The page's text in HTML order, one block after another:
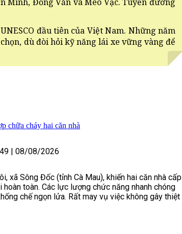
đầu tiên của Việt Nam. Những năm
dù đòi hỏi kỹ năng lái xe vững vàng để
chữa cháy hai căn nhà
08/08/2026
xã Sông Đốc (tỉnh Cà Mau), khiến hai căn nhà cấp
toàn. Các lực lượng chức năng nhanh chóng
chế ngọn lửa. Rất may vụ việc không gây thiệt